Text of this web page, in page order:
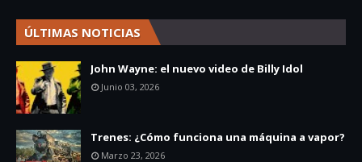
ÚLTIMAS NOTICIAS
John Wayne: el nuevo video de Billy Idol
Junio 03, 2026
Trenes: ¿Cómo funciona una máquina a vapor?
Marzo 23, 2026